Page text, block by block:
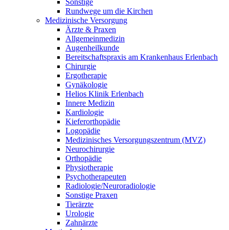
Sonstige
Rundwege um die Kirchen
Medizinische Versorgung
Ärzte & Praxen
Allgemeinmedizin
Augenheilkunde
Bereitschaftspraxis am Krankenhaus Erlenbach
Chirurgie
Ergotherapie
Gynäkologie
Helios Klinik Erlenbach
Innere Medizin
Kardiologie
Kieferorthopädie
Logopädie
Medizinisches Versorgungszentrum (MVZ)
Neurochirurgie
Orthopädie
Physiotherapie
Psychotherapeuten
Radiologie/Neuroradiologie
Sonstige Praxen
Tierärzte
Urologie
Zahnärzte